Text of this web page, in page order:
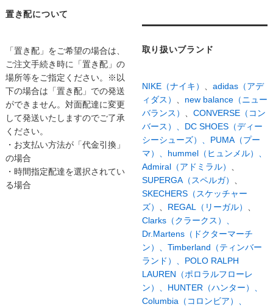
置き配について
「置き配」をご希望の場合は、
ご注文手続き時に「置き配」の
場所等をご指定ください。※以
下の場合は「置き配」での発送
ができません。対面配達に変更
して発送いたしますのでご了承
ください。
・お支払い方法が「代金引換」
の場合
・時間指定配達を選択されてい
る場合
取り扱いブランド
NIKE（ナイキ） 、 adidas（アデ
ィダス） 、 new balance（ニュー
バランス） 、 CONVERSE（コン
バース）、 DC SHOES（ディー
シーシューズ）、 PUMA（プー
マ）、 hummel（ヒュンメル）、
Admiral（アドミラル） 、
SUPERGA（スペルガ） 、
SKECHERS（スケッチャー
ズ） 、 REGAL（リーガル） 、
Clarks（クラークス）、
Dr.Martens（ドクターマーチ
ン）、 Timberland（ティンバー
ランド）、 POLO RALPH
LAUREN（ポロラルフローレ
ン）、 HUNTER（ハンター）、
Columbia（コロンビア）、